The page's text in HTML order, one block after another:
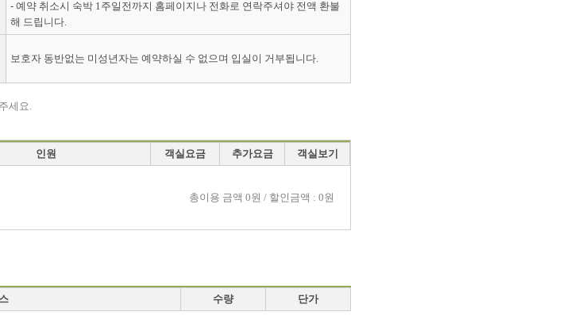
- 예약 취소시 숙박 1주일전까지 홈페이지나 전화로 연락주셔야 전액 환불
해 드립니다.
보호자 동반없는 미성년자는 예약하실 수 없으며 입실이 거부됩니다.
세요.
인원 객실요금 추가요금 객실보기
총이용 금액 0원 / 할인금액 : 0원
수량 단가